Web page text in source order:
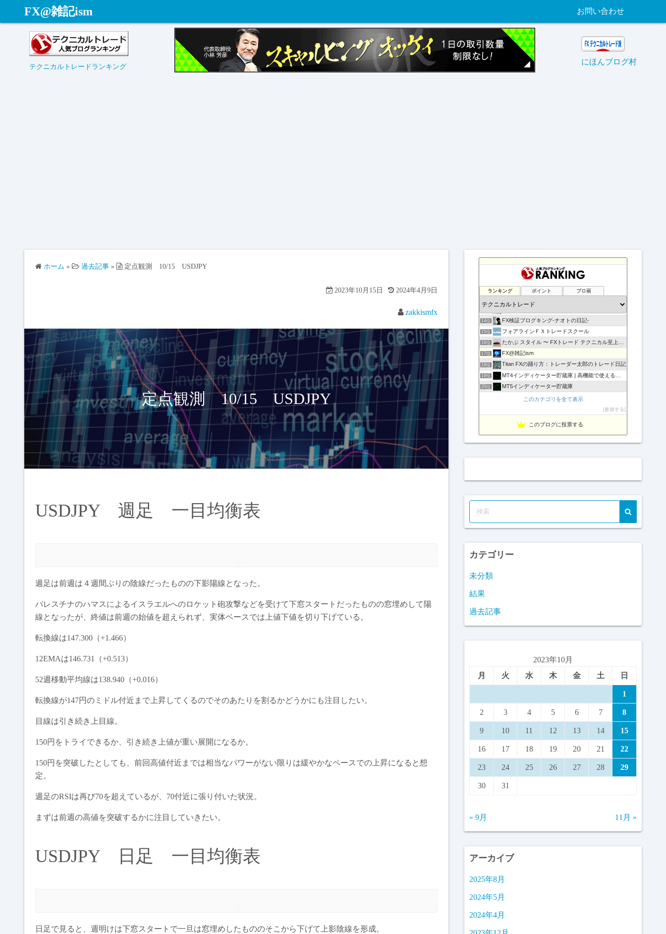
FX@雑記ism お問い合わせ
テクニカルトレードランキング
にほんブログ村
ホーム » 過去記事 » 定点観測 10/15 USDJPY
2023年10月15日 2024年4月9日
zakkismfx
定点観測 10/15 USDJPY
USDJPY 週足 一目均衡表
週足は前週は４週間ぶりの陰線だったものの下影陽線となった。
パレスチナのハマスによるイスラエルへのロケット砲攻撃などを受けて下窓スタートだったものの窓埋めして陽
線となったが、終値は前週の始値を超えられず、実体ベースでは上値下値を切り下げている。
転換線は147.300（+1.466）
12EMAは146.731（+0.513）
52週移動平均線は138.940（+0.016）
転換線が147円のミドル付近まで上昇してくるのでそのあたりを割るかどうかにも注目したい。
目線は引き続き上目線。
150円をトライできるか、引き続き上値が重い展開になるか。
150円を突破したとしても、前回高値付近までは相当なパワーがない限りは緩やかなペースでの上昇になると想
定。
週足のRSIは再び70を超えているが、70付近に張り付いた状況。
まずは前週の高値を突破するかに注目していきたい。
USDJPY 日足 一目均衡表
日足で見ると、週明けは下窓スタートで一旦は窓埋めしたもののそこから下げて上影陰線を形成。
ランキング ポイント ブロ画
負けない！無料「Immortal_EA」究極システムトレード
11位 テクニカル分析
現役サラリーマンの副業FX/デイトレーダーの収支報告ブログ
14位 FX検証ブログキング-ナオトの日記-
15位 フォアラインＦＸトレードスクール
16位 たかぶ スタイル 〜 FXトレード テクニカル至上主義！
17位 FX@雑記ism
18位 Titan FXの踊り方：トレーダー太郎のトレード日記
19位 MT4インディケーター貯蔵庫 | 高機能で使えるインジをご…
20位 MT5インディケーター貯蔵庫
相場の天底をピンポイントでズバリ！
豪ドル好きな店主のFXマニア＄的な不定記
このカテゴリを全て表示
参加する
このブログに投票する
カテゴリー
未分類
結果
過去記事
2023年10月
月
火 水 木 金 土 日
1
2 3 4 5 6 7 8
9 10 11 12 13 14 15
16 17 18 19 20 21 22
23 24 25 26 27 28 29
30 31
« 9月 11月 »
アーカイブ
2025年8月
2024年5月
2024年4月